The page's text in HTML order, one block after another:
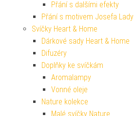
Přání s dalšími efekty
Přání s motivem Josefa Lady
Svíčky Heart & Home
Dárkové sady Heart & Home
Difuzéry
Doplňky ke svíčkám
Aromalampy
Vonné oleje
Nature kolekce
Malé svíčky Nature